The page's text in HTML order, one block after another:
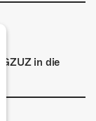
in die